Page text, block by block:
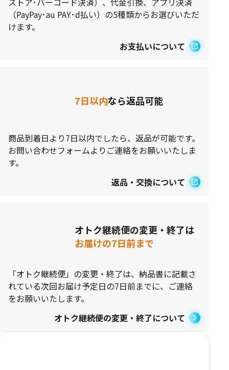
（PayPay･au PAY･d払い）の5種類からお選びいただ
けます。
お支払いについて
7日以内なら返品可能
商品到着日より7日以内でしたら、返品が可能です。
お問い合わせフォームよりご連絡をお願いいたしま
す。
返品・交換について
オトク継続便の変更・終了は
お届けの7日前まで
「オトク継続便」の変更・終了は、納品書に記載さ
れている次回お届け予定日の7日前までに、ご連絡
をお願いいたします。
オトク継続便の変更・終了について